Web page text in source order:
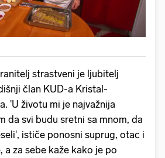
strastveni je ljubitelj
član KUD-a Kristal-
'U životu mi je najvažnija
da svi budu sretni sa mnom, da
ističe ponosni suprug, otac i
a za sebe kaže kako je po